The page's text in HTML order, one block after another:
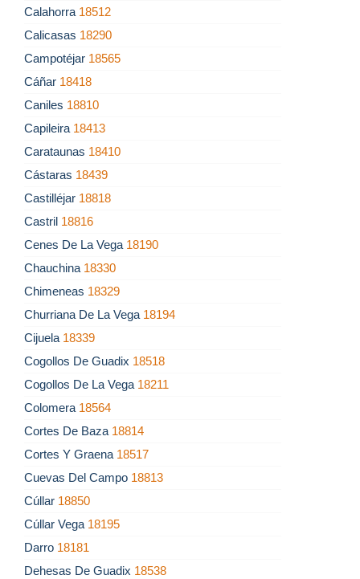
Calahorra 18512
Calicasas 18290
Campotéjar 18565
Cáñar 18418
Caniles 18810
Capileira 18413
Carataunas 18410
Cástaras 18439
Castilléjar 18818
Castril 18816
Cenes De La Vega 18190
Chauchina 18330
Chimeneas 18329
Churriana De La Vega 18194
Cijuela 18339
Cogollos De Guadix 18518
Cogollos De La Vega 18211
Colomera 18564
Cortes De Baza 18814
Cortes Y Graena 18517
Cuevas Del Campo 18813
Cúllar 18850
Cúllar Vega 18195
Darro 18181
Dehesas De Guadix 18538